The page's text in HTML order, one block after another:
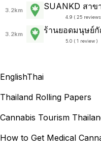
3.2km SUANKD สา
4.9 ( 25
3.2km ร้านยอดมนุษย์
5.0 ( 1 review )
EnglishThai
Thailand Rolling Papers
Cannabis Tourism
How to Get Medical